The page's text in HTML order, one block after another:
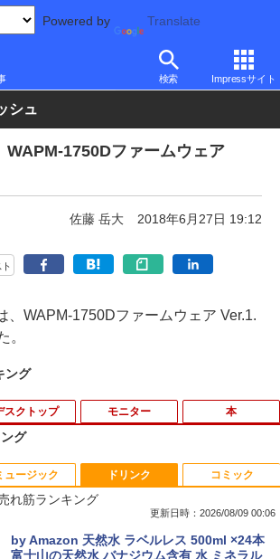
Powered by Translate
検索 Impressサイト
辺機器
シュ
WAPM-1750Dファームウェア
佐藤 岳大 2018年6月27日 19:12
ト
WAPM-1750Dファームウェア Ver.1.
。
ング
【期間限定破格金額！】新生活 新古品 W
in11搭載 パソコンノートパソコンoffice
付き 初心者向けノートPC 初期設定済 1
メモリ4GB～ 高速SSD1TB 最大 フルHD
スクトップ モニター
【お買い物マラソ開催中！P最大31.5%還
元】五年保証 白 モバイルモニター 15.6
インチ FHD 1920×1080 1080P Fast IPS
高コントラスト 超軽量 640g スピーカー
本
魔王城の料理番 〜コワモテ魔族ばかりだ
けど、ホワイトな職場です〜 6巻 【電
子書籍】[ ワイエム系 ]
￥792
グ
Anker Soundcore P42i (Bluetooth 6.1)【完
全ワイヤレスイヤホン/ウルトラノイズキャン
ュージック
BRUCE WAYNE feat. Flo Milli, ATL Jacob
[Explicit]
ドリンク
れ筋ランキング
更新日時：2026/08/09 00:06
by Amazon 天然水 ラベルレス 500ml ×24本
富士山の天然水 バナジウム含有 水 ミネラル
コミック